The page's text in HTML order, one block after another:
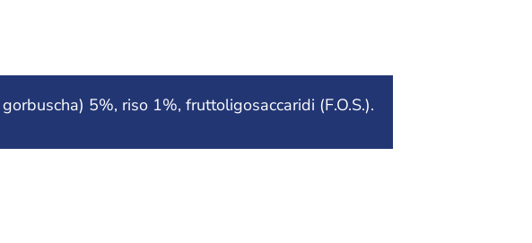
5%, riso 1%, fruttoligosaccaridi (F.O.S.).